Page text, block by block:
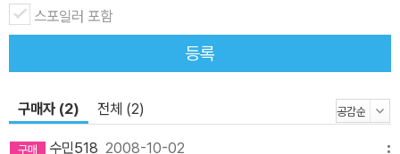
스포일러 포함
등록
구매자 (2) 전체 (2)
수민518 2008-10-02